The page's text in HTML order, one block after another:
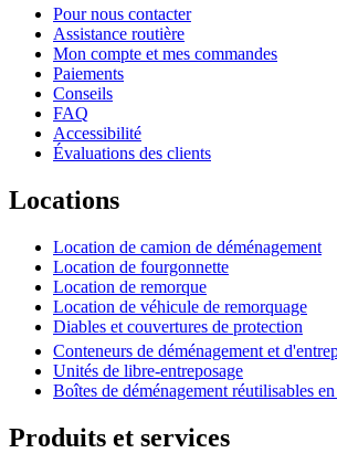
Pour nous contacter
Assistance routière
Mon compte et mes commandes
Paiements
Conseils
FAQ
Accessibilité
Évaluations des clients
Locations
Location de camion de déménagement
Location de fourgonnette
Location de remorque
Location de véhicule de remorquage
Diables et couvertures de protection
Conteneurs de déménagement et
Unités de libre-entreposage
Boîtes de déménagement réutilisables
Produits et services